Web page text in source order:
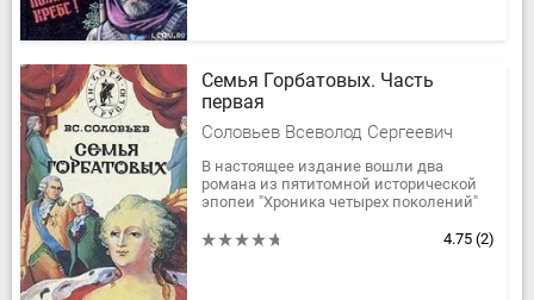
Семья Горбатовых. Часть
первая
Соловьев Всеволод Сергеевич
В настоящее издание вошли два
романа из пятитомной исторической
эпопеи "Хроника четырех поколений"
Горбатовых охватывают большую...4.75 (2)